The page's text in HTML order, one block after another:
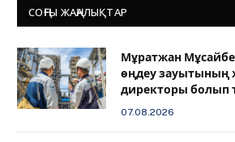
СОҢҒЫ ЖАҢАЛЫҚТАР
Мұратжан
өңдеу зауытының
директоры болып
07.08.2026